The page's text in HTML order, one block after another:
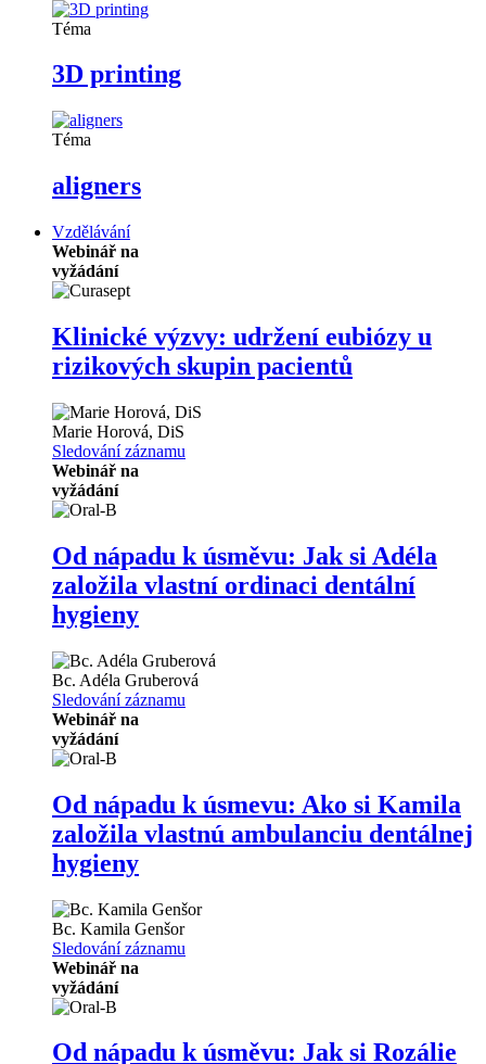
Téma
3D printing
Téma
aligners
Vzdělávání
Webinář na
vyžádání
Klinické výzvy: udržení eubiózy u
rizikových skupin pacientů
Marie Horová, DiS
Sledování záznamu
Webinář na
vyžádání
Od nápadu k úsměvu: Jak si Adéla
založila vlastní ordinaci dentální
hygieny
Bc. Adéla Gruberová
Sledování záznamu
Webinář na
vyžádání
Od nápadu k úsmevu: Ako si Kamila
založila vlastnú ambulanciu dentálnej
hygieny
Bc. Kamila Genšor
Sledování záznamu
Webinář na
vyžádání
Od nápadu k úsměvu: Jak si Rozálie